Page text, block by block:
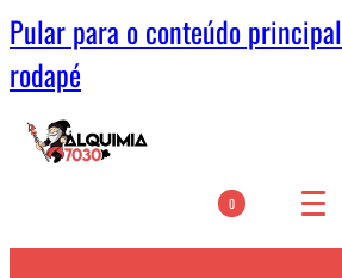
Pular para o conteúdo principal
rodapé
0